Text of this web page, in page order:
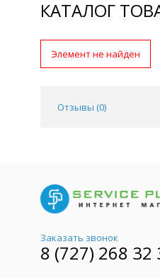
КАТАЛОГ
Элемент не найден
Отзывы (0)
Заказать звонок
8 (727) 268 32